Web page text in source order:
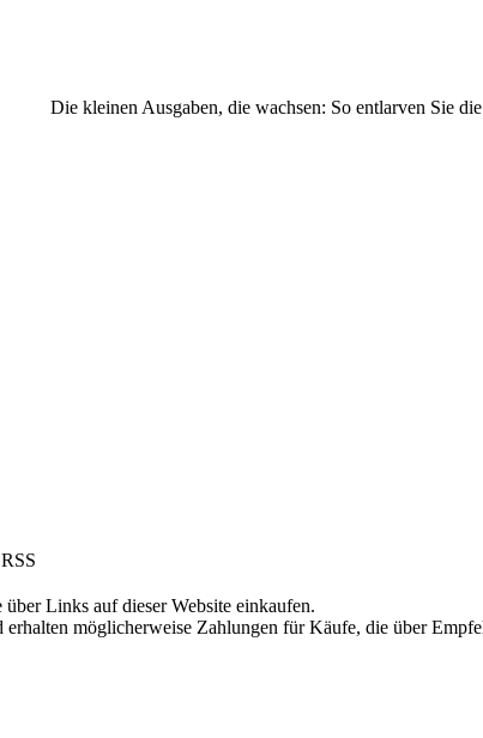
Die kleinen Ausgaben, die wachsen: So entlarven Sie
RSS
Links auf dieser Website einkaufen.
möglicherweise Zahlungen für Käufe, die über